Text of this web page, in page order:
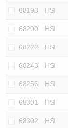
68193 HSI
68200 HSI
68222 HSI
68243 HSI
68256 HSI
68301 HSI
68302 HSI